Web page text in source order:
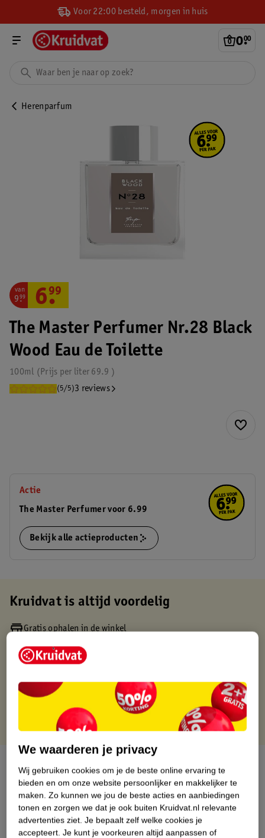
Voor 22:00 besteld, morgen in huis
0.
00
Herenparfum
The Master Perfumer Nr.28 Black
Wood Eau de Toilette
100ml 69.9
Prijs per liter
(5/5)3 reviews
van
9.
99 6.
99
Actie
The Master Perfumer voor 6.99
Bekijk alle actieproducten
Kruidvat is altijd voordelig
Gratis ophalen in de winkel
Gratis thuisbezorgd vanaf 50.00
Gratis punten met je Kruidvat kaart
Over dit product
Productinformatie
Etiketinformatie
We waarderen je privacy
Wij gebruiken cookies om je de beste online ervaring te
bieden en om onze website persoonlijker en makkelijker te
maken. Zo kunnen we jou de beste acties en aanbiedingen
tonen en zorgen we dat je ook buiten Kruidvat.nl relevante
advertenties ziet. Je bepaalt zelf welke cookies je
accepteert. Je kunt je voorkeuren altijd aanpassen of